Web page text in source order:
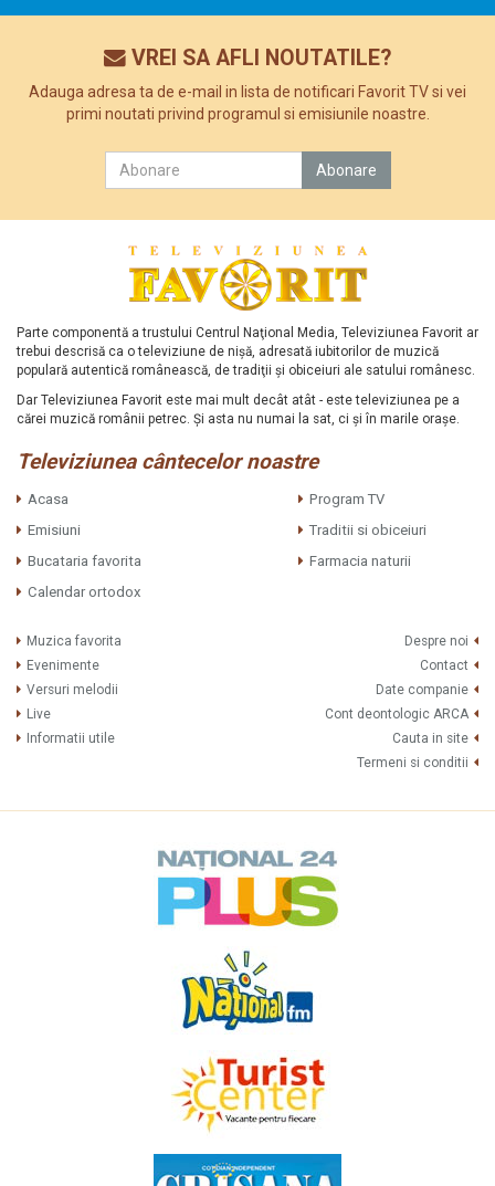
VREI SA AFLI NOUTATILE?
Adauga adresa ta de e-mail in lista de notificari Favorit TV si vei
primi noutati privind programul si emisiunile noastre.
Parte componentă a trustului Centrul Naţional Media, Televiziunea Favorit ar
trebui descrisă ca o televiziune de nişă, adresată iubitorilor de muzică
populară autentică românească, de tradiţii şi obiceiuri ale satului românesc.
Dar Televiziunea Favorit este mai mult decât atât - este televiziunea pe a
cărei muzică românii petrec. Şi asta nu numai la sat, ci şi în marile oraşe.
Televiziunea cântecelor noastre
Acasa
Program TV
Emisiuni
Traditii si obiceiuri
Bucataria favorita
Farmacia naturii
Calendar ortodox
Muzica favorita
Evenimente
Versuri melodii
Live
Informatii utile
Despre noi
Contact
Date companie
Cont deontologic ARCA
Cauta in site
Termeni si conditii